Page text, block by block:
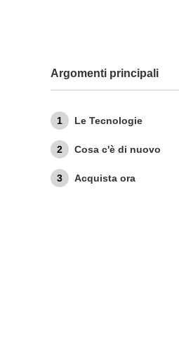
Argomenti principali
Le Tecnologie
Cosa c'è di nuovo
Acquista ora